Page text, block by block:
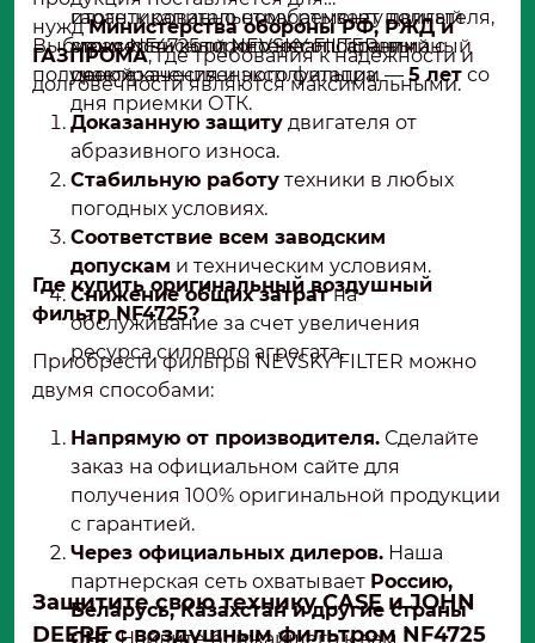
гарантированно отрабатывает полный
межсервисный интервал. Гарантийный
срок хранения и эксплуатации — 5 лет со
дня приемки ОТК.
итоге, к капитальному ремонту двигателя,
стоимость которого несопоставима с
ценой качественного фильтра.
нуждМинистерства обороны РФ, РЖД и
ГАЗПРОМА, где требования к надежности и
долговечности являются максимальными.
Выбирая NF4725 от NEVSKY FILTER, вы
получаете:
Доказанную защиту двигателя от
абразивного износа.
Стабильную работу техники в любых
погодных условиях.
Соответствие всем заводским
допускам и техническим условиям.
Снижение общих затратна
обслуживание за счет увеличения
ресурса силового агрегата.
Где купить оригинальный воздушный
фильтр NF4725?
Приобрести фильтры NEVSKY FILTER можно
двумя способами:
Напрямую от производителя. Сделайте
заказ на официальном сайте для
получения 100% оригинальной продукции
с гарантией.
Через официальных дилеров. Наша
партнерская сеть охватывает Россию,
Беларусь, Казахстан и другие страны
Защитите свою технику CASE и JOHN
DEERE с воздушным фильтром NF4725